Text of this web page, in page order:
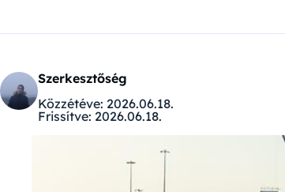
Szerkesztőség
Közzétéve: 2026.06.18.
Frissítve: 2026.06.18.